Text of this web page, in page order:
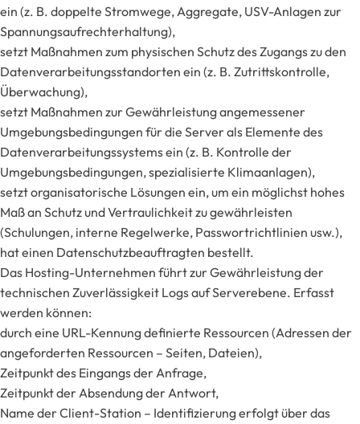
ein (z. B. doppelte Stromwege, Aggregate, USV-Anlagen zur
Spannungsaufrechterhaltung),
setzt Maßnahmen zum physischen Schutz des Zugangs zu den
Datenverarbeitungsstandorten ein (z. B. Zutrittskontrolle,
Überwachung),
setzt Maßnahmen zur Gewährleistung angemessener
Umgebungsbedingungen für die Server als Elemente des
Datenverarbeitungssystems ein (z. B. Kontrolle der
Umgebungsbedingungen, spezialisierte Klimaanlagen),
setzt organisatorische Lösungen ein, um ein möglichst hohes
Maß an Schutz und Vertraulichkeit zu gewährleisten
(Schulungen, interne Regelwerke, Passwortrichtlinien usw.),
hat einen Datenschutzbeauftragten bestellt.
Das Hosting-Unternehmen führt zur Gewährleistung der
technischen Zuverlässigkeit Logs auf Serverebene. Erfasst
werden können:
durch eine URL-Kennung definierte Ressourcen (Adressen der
angeforderten Ressourcen – Seiten, Dateien),
Zeitpunkt des Eingangs der Anfrage,
Zeitpunkt der Absendung der Antwort,
Name der Client-Station – Identifizierung erfolgt über das